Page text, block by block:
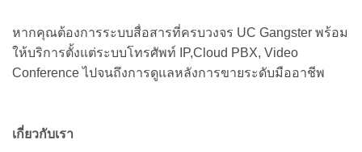
หากคุณต้องการระบบสื่อสารที่ครบวงจร UC Gangster พร้อม
ให้บริการตั้งแต่ระบบโทรศัพท์ IP,Cloud PBX, Video
Conference ไปจนถึงการดูแลหลังการขายระดับมืออาชีพ
เกี่ยวกับเรา